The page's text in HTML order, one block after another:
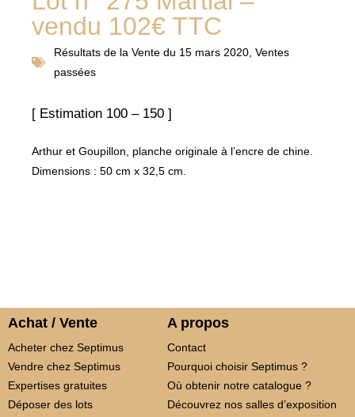
vendu 102€ TTC
Résultats de la Vente du 15 mars 2020, Ventes
passées
[ Estimation 100 – 150 ]
Arthur et Goupillon, planche originale à l’encre de chine.
Dimensions : 50 cm x 32,5 cm.
Achat / Vente
Acheter chez Septimus
Vendre chez Septimus
Expertises gratuites
Déposer des lots
A propos
Contact
Pourquoi choisir Septimus ?
Où obtenir notre catalogue ?
Découvrez nos salles d’exposition